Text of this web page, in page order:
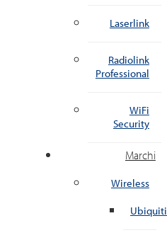
Laserlink
Radiolink
Professional
WiFi
Security
Marchi
Wireless
Ubiquiti